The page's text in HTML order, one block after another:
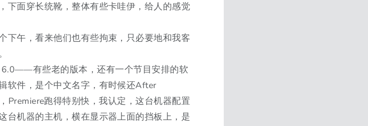
下面穿长统靴，整体有些卡哇伊，给人的感觉
下午，看来他们也有些拘束，只必要地和我客
6.0——有些老的版本，还有一个节目安排的软
软件，是个中文名字，有时候还After
Premiere跑得特别快，我认定，这台机器配置
台机器的主机，横在显示器上面的挡板上，是